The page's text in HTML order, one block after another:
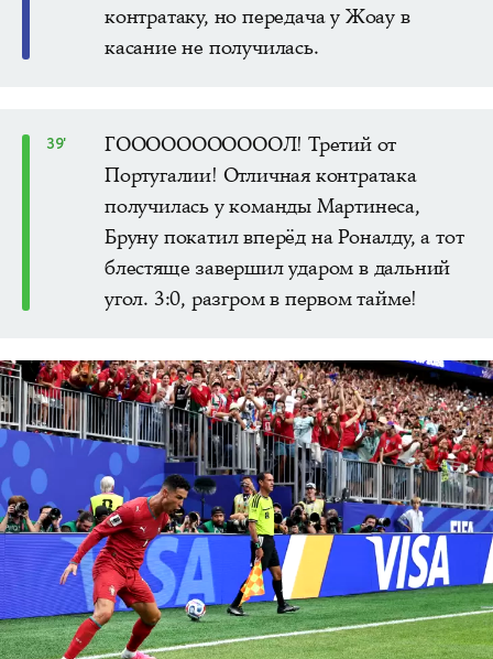
контратаку, но передача у Жоау в
касание не получилась.
39'
ГОООООООООООЛ! Третий от
Португалии! Отличная контратака
получилась у команды Мартинеса,
Бруну покатил вперёд на Роналду, а тот
блестяще завершил ударом в дальний
угол. 3:0, разгром в первом тайме!